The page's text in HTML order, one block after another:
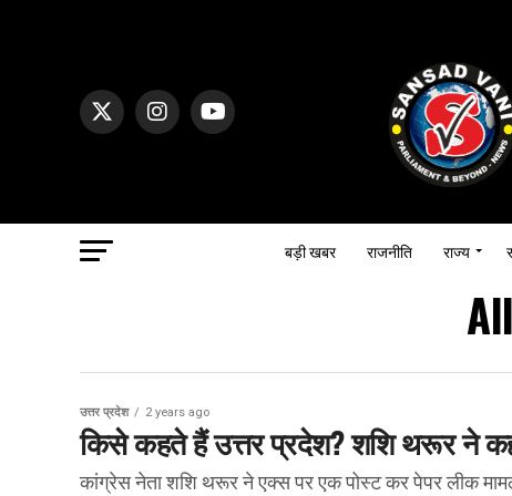
बड़ी खबर राजनीति राज्य
उत्तर प्रदेश 2 years ago
किसे कहते हैं उत्तर प्रदेश? शशि थरूर ने
कांग्रेस नेता शशि थरूर ने एक्स पर एक पोस्ट कर पेपर लीक